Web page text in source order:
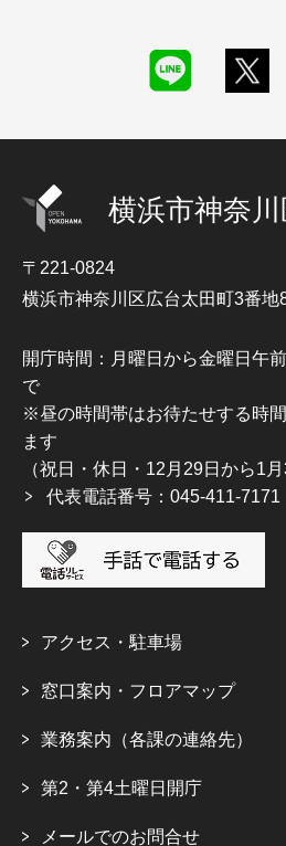
横浜市神奈
〒221-0824
横浜市神奈川区広台太田町3番地
開庁時間：月曜日から金曜日午
で
※昼の時間帯はお待たせする時
ます
（祝日・休日・12月29日から1月
代表電話番号：045-411-7171
アクセス・駐車場
窓口案内・フロアマップ
業務案内（各課の連絡先）
第2・第4土曜日開庁
メールでのお問合せ